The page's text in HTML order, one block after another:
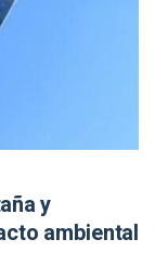
y
ambiental